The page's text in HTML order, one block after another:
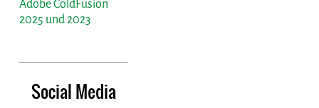
Adobe ColdFusion
2025 und 2023
Social Media